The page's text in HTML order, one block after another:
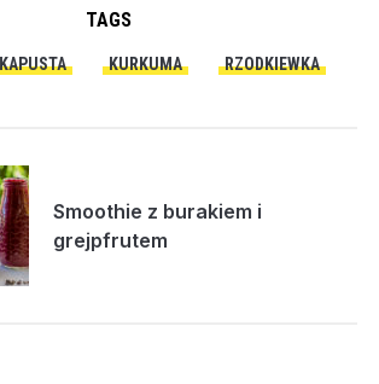
TAGS
KAPUSTA KURKUMA RZODKIEWKA
Smoothie z burakiem i
grejpfrutem